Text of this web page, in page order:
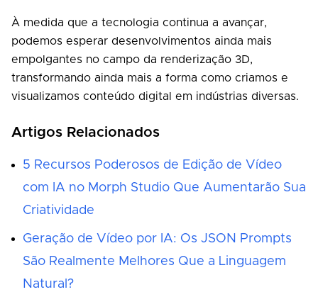
À medida que a tecnologia continua a avançar,
podemos esperar desenvolvimentos ainda mais
empolgantes no campo da renderização 3D,
transformando ainda mais a forma como criamos e
visualizamos conteúdo digital em indústrias diversas.
Artigos Relacionados
5 Recursos Poderosos de Edição de Vídeo
com IA no Morph Studio Que Aumentarão Sua
Criatividade
Geração de Vídeo por IA: Os JSON Prompts
São Realmente Melhores Que a Linguagem
Natural?